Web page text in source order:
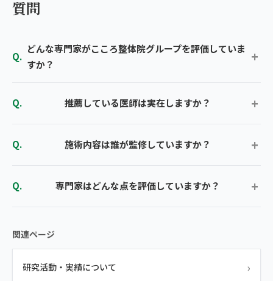
質問
どんな専門家がこころ整体院グループを評価していま
すか？
推薦している医師は実在しますか？
施術内容は誰が監修していますか？
専門家はどんな点を評価していますか？
関連ページ
研究活動・実績について ›